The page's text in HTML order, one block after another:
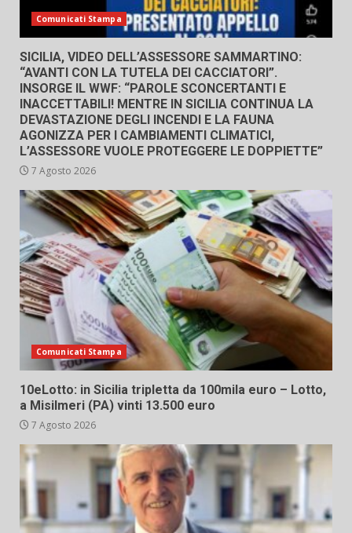
Comunicati Stampa
SICILIA, VIDEO DELL’ASSESSORE SAMMARTINO:
“AVANTI CON LA TUTELA DEI CACCIATORI”.
INSORGE IL WWF: “PAROLE SCONCERTANTI E
INACCETTABILI! MENTRE IN SICILIA CONTINUA LA
DEVASTAZIONE DEGLI INCENDI E LA FAUNA
AGONIZZA PER I CAMBIAMENTI CLIMATICI,
L’ASSESSORE VUOLE PROTEGGERE LE DOPPIETTE”
7 Agosto 2026
Comunicati Stampa
10eLotto: in Sicilia tripletta da 100mila euro – Lotto,
a Misilmeri (PA) vinti 13.500 euro
7 Agosto 2026